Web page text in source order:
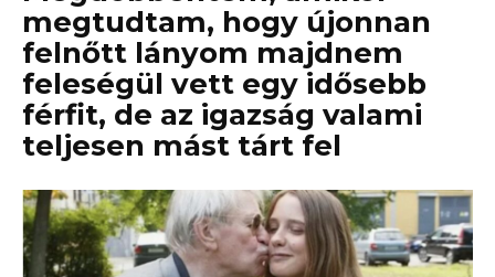
megtudtam, hogy újonnan
felnőtt lányom majdnem
feleségül vett egy idősebb
férfit, de az igazság valami
teljesen mást tárt fel